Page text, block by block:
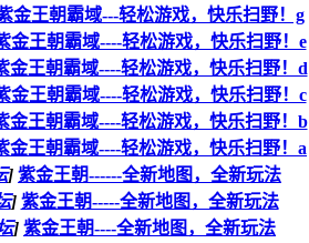
金王朝霸域---轻松游戏，快乐扫野！g
金王朝霸域----轻松游戏，快乐扫野！e
金王朝霸域----轻松游戏，快乐扫野！d
金王朝霸域----轻松游戏，快乐扫野！c
金王朝霸域----轻松游戏，快乐扫野！b
金王朝霸域----轻松游戏，快乐扫野！a
] 紫金王朝------全新地图，全新玩法
] 紫金王朝-----全新地图，全新玩法
] 紫金王朝----全新地图，全新玩法